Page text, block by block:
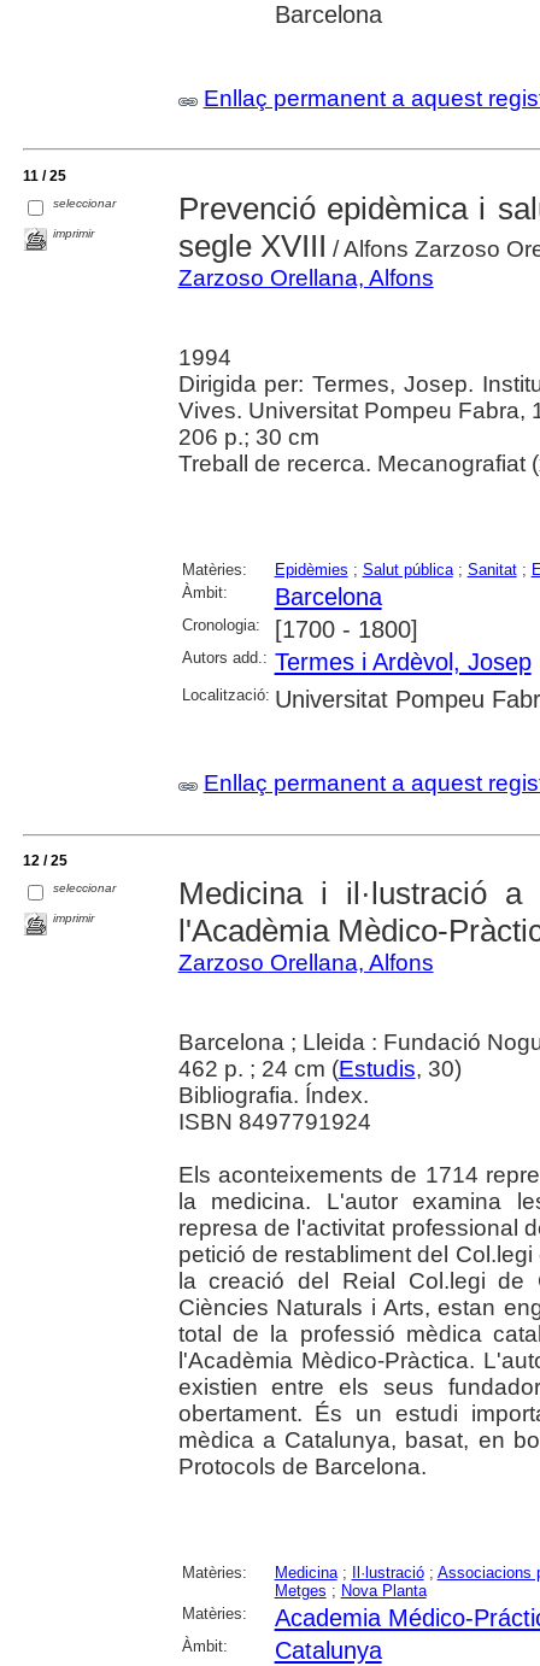
Barcelona
Enllaç permanent a aquest
11 / 25
seleccionar
imprimir
Prevenció epidèmica i
segle XVIII / Alfons Zarzoso
Zarzoso Orellana, Alfons
1994
Dirigida per: Termes, Josep.
Vives. Universitat Pompeu Fabra,
206 p.; 30 cm
Treball de recerca. Mecanografiat
Matèries: Epidèmies ; Salut pública; Sanitat;
Àmbit:
Barcelona
Cronologia: [1700 - 1800]
Autors add.: Termes i Ardèvol, Josep
Localització: Universitat Pompeu
Enllaç permanent a aquest
12 / 25
seleccionar
imprimir
Medicina i il·lustració
l'Acadèmia Mèdico-
Zarzoso Orellana, Alfons
Barcelona ; Lleida : Fundació
462 p. ; 24 cm (Estudis, 30)
Bibliografia. Índex.
ISBN 8497791924
Els aconteixements de 1714
la medicina. L'autor examina
represa de l'activitat professional
petició de restabliment del
la creació del Reial Col.legi
Ciències Naturals i Arts, estan
total de la professió mèdica
l'Acadèmia Mèdico-Pràctica.
existien entre els seus
obertament. És un estudi
mèdica a Catalunya, basat, en
Protocols de Barcelona.
Matèries: Medicina; Il·lustració; Associacions
Metges ; Nova Planta
Matèries:
Academia Médico-
Àmbit: Catalunya